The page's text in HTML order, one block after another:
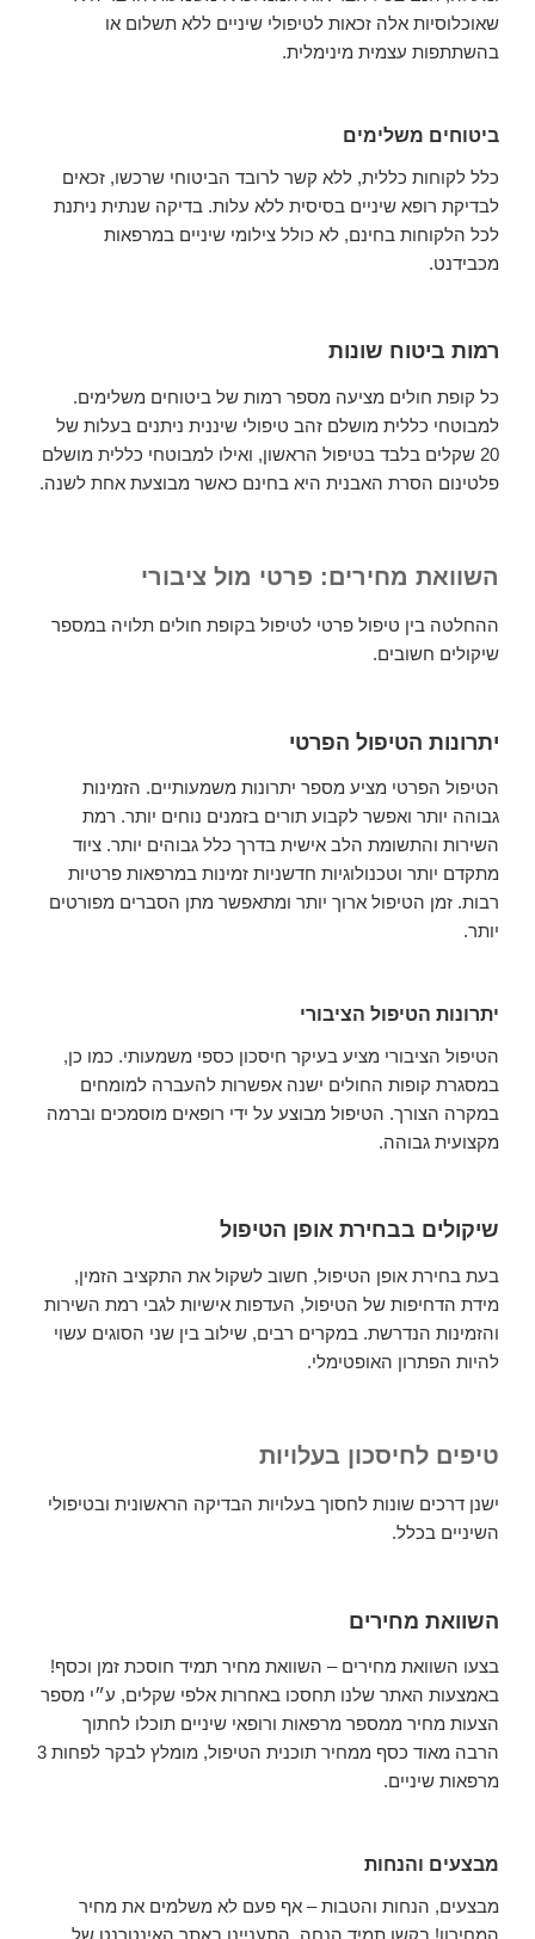
שאוכלוסיות אלה זכאות לטיפולי שיניים ללא תשלום או
בהשתתפות עצמית מינימלית.
ביטוחים משלימים
כלל לקוחות כללית, ללא קשר לרובד הביטוחי שרכשו, זכאים
לבדיקת רופא שיניים בסיסית ללא עלות. בדיקה שנתית ניתנת
לכל הלקוחות בחינם, לא כולל צילומי שיניים במרפאות
מכבידנט.
רמות ביטוח שונות
כל קופת חולים מציעה מספר רמות של ביטוחים משלימים.
למבוטחי כללית מושלם זהב טיפולי שיננית ניתנים בעלות של
20 שקלים בלבד בטיפול הראשון, ואילו למבוטחי כללית מושלם
פלטינום הסרת האבנית היא בחינם כאשר מבוצעת אחת לשנה.
השוואת מחירים: פרטי מול ציבורי
ההחלטה בין טיפול פרטי לטיפול בקופת חולים תלויה במספר
שיקולים חשובים.
יתרונות הטיפול הפרטי
הטיפול הפרטי מציע מספר יתרונות משמעותיים. הזמינות
גבוהה יותר ואפשר לקבוע תורים בזמנים נוחים יותר. רמת
השירות והתשומת הלב אישית בדרך כלל גבוהים יותר. ציוד
מתקדם יותר וטכנולוגיות חדשניות זמינות במרפאות פרטיות
רבות. זמן הטיפול ארוך יותר ומתאפשר מתן הסברים מפורטים
יותר.
יתרונות הטיפול הציבורי
הטיפול הציבורי מציע בעיקר חיסכון כספי משמעותי. כמו כן,
במסגרת קופות החולים ישנה אפשרות להעברה למומחים
במקרה הצורך. הטיפול מבוצע על ידי רופאים מוסמכים וברמה
מקצועית גבוהה.
שיקולים בבחירת אופן הטיפול
בעת בחירת אופן הטיפול, חשוב לשקול את התקציב הזמין,
מידת הדחיפות של הטיפול, העדפות אישיות לגבי רמת השירות
והזמינות הנדרשת. במקרים רבים, שילוב בין שני הסוגים עשוי
להיות הפתרון האופטימלי.
טיפים לחיסכון בעלויות
ישנן דרכים שונות לחסוך בעלויות הבדיקה הראשונית ובטיפולי
השיניים בכלל.
השוואת מחירים
בצעו השוואת מחירים – השוואת מחיר תמיד חוסכת זמן וכסף!
באמצעות האתר שלנו תחסכו באחרות אלפי שקלים, ע״י מספר
הצעות מחיר ממספר מרפאות ורופאי שיניים תוכלו לחתוך
הרבה מאוד כסף ממחיר תוכנית הטיפול, מומלץ לבקר לפחות 3
מרפאות שיניים.
מבצעים והנחות
מבצעים, הנחות והטבות – אף פעם לא משלמים את מחיר
המחירון! בקשו תמיד הנחה, התעניינו באתר האינטרנט של